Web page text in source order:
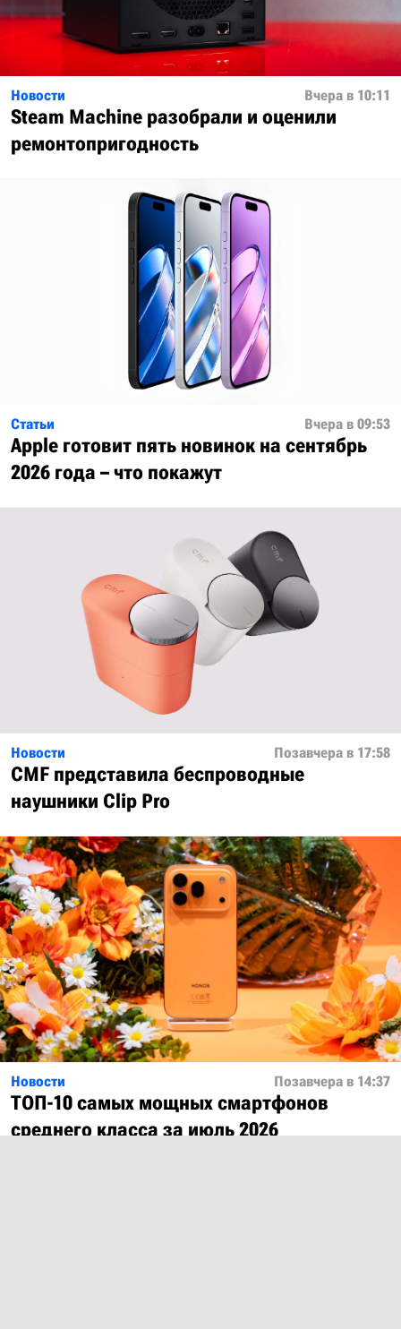
Новости Вчера в 10:11
Steam Machine разобрали и оценили
ремонтопригодность
Статьи Вчера в 09:53
Apple готовит пять новинок на сентябрь
2026 года – что покажут
Новости Позавчера в 17:58
CMF представила беспроводные
наушники Clip Pro
Новости Позавчера в 14:37
ТОП-10 самых мощных смартфонов
среднего класса за июль 2026